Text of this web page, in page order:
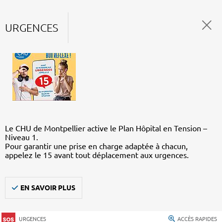
URGENCES
Le CHU de Montpellier active le Plan Hôpital en Tension –
Niveau 1.
Pour garantir une prise en charge adaptée à chacun,
appelez le 15 avant tout déplacement aux urgences.
EN SAVOIR PLUS
URGENCES ACCÈS RAPIDES